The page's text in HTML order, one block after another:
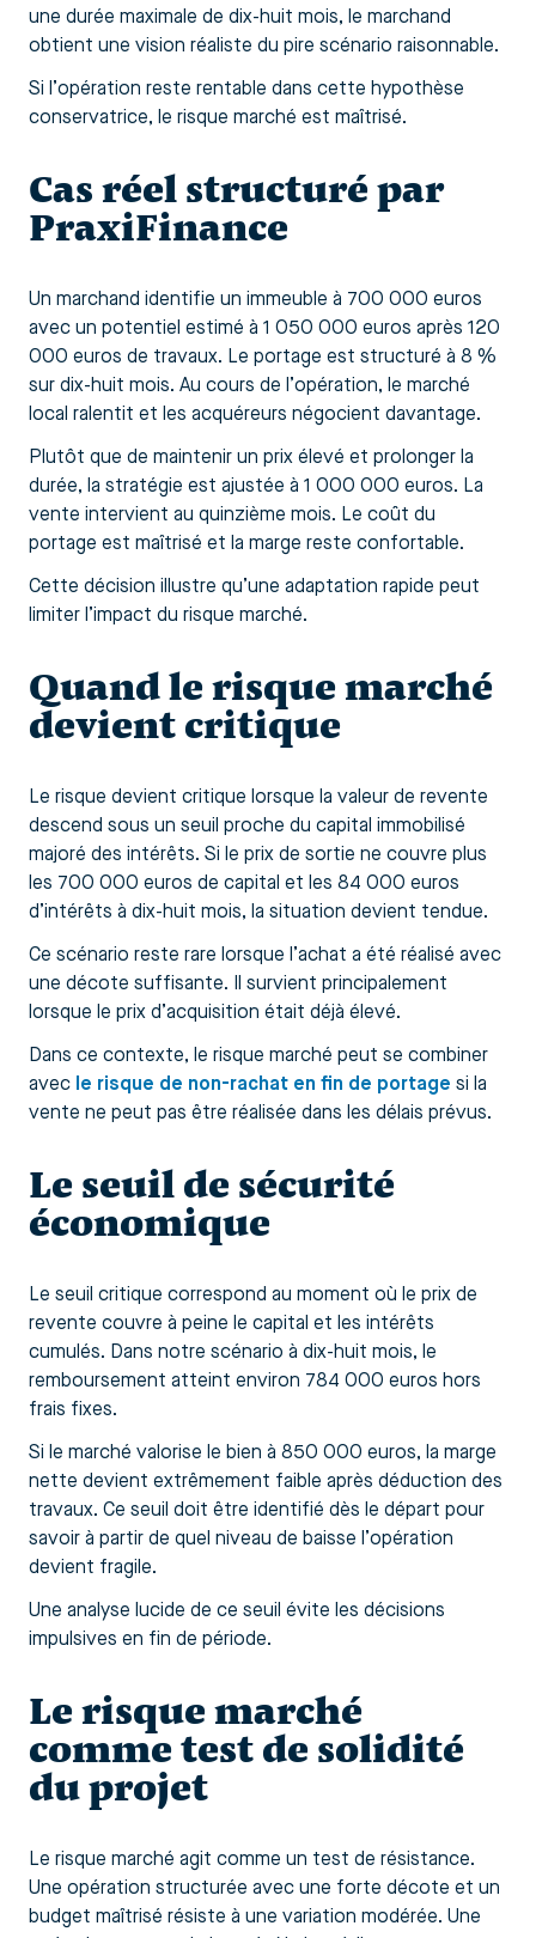
une durée maximale de dix-huit mois, le marchand
obtient une vision réaliste du pire scénario raisonnable.
Si l’opération reste rentable dans cette hypothèse
conservatrice, le risque marché est maîtrisé.
Cas réel structuré par
PraxiFinance
Un marchand identifie un immeuble à 700 000 euros
avec un potentiel estimé à 1 050 000 euros après 120
000 euros de travaux. Le portage est structuré à 8 %
sur dix-huit mois. Au cours de l’opération, le marché
local ralentit et les acquéreurs négocient davantage.
Plutôt que de maintenir un prix élevé et prolonger la
durée, la stratégie est ajustée à 1 000 000 euros. La
vente intervient au quinzième mois. Le coût du
portage est maîtrisé et la marge reste confortable.
Cette décision illustre qu’une adaptation rapide peut
limiter l’impact du risque marché.
Quand le risque marché
devient critique
Le risque devient critique lorsque la valeur de revente
descend sous un seuil proche du capital immobilisé
majoré des intérêts. Si le prix de sortie ne couvre plus
les 700 000 euros de capital et les 84 000 euros
d’intérêts à dix-huit mois, la situation devient tendue.
Ce scénario reste rare lorsque l’achat a été réalisé avec
une décote suffisante. Il survient principalement
lorsque le prix d’acquisition était déjà élevé.
Dans ce contexte, le risque marché peut se combiner
avec le risque de non-rachat en fin de portage si la
vente ne peut pas être réalisée dans les délais prévus.
Le seuil de sécurité
économique
Le seuil critique correspond au moment où le prix de
revente couvre à peine le capital et les intérêts
cumulés. Dans notre scénario à dix-huit mois, le
remboursement atteint environ 784 000 euros hors
frais fixes.
Si le marché valorise le bien à 850 000 euros, la marge
nette devient extrêmement faible après déduction des
travaux. Ce seuil doit être identifié dès le départ pour
savoir à partir de quel niveau de baisse l’opération
devient fragile.
Une analyse lucide de ce seuil évite les décisions
impulsives en fin de période.
Le risque marché
comme test de solidité
du projet
Le risque marché agit comme un test de résistance.
Une opération structurée avec une forte décote et un
budget maîtrisé résiste à une variation modérée. Une